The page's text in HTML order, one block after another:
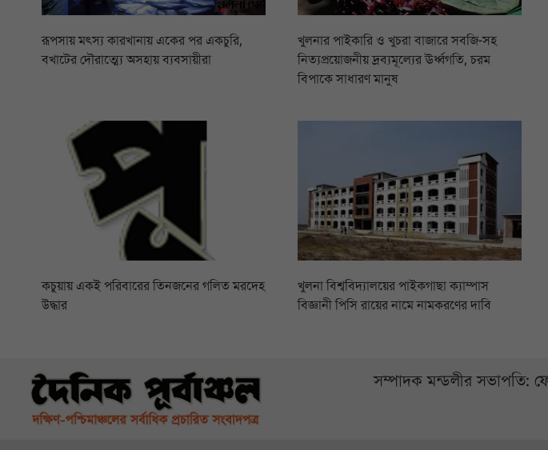
রূপসায় মৎস্য কারখানায় একের পর একচুরি,
বখাটের দৌরাত্ম্যে অসহায় ব্যবসায়ীরা
খুলনার পাইকারি ও খুচরা বাজারে সবজি-সহ
নিত্যপ্রয়োজনীয় দ্রব্যমূল্যের ঊর্ধ্বগতি, চরম
বিপাকে সাধারণ মানুষ
কচুয়ায় একই পরিবারের তিনজনের গলিত মরদেহ
উদ্ধার
খুলনা বিশ্ববিদ্যালয়ের পাইকগাছা ক্যাম্পাস
বিজ্ঞানী পিসি রায়ের নামে নামকরণের দাবি
সম্পাদক মন্ডলীর সভাপতি: